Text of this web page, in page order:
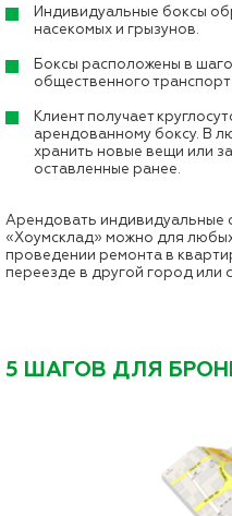
Индивидуальные боксы
насекомых и грызунов.
Боксы расположены в
общественного
Клиент получает
арендованному боксу. В
хранить новые вещи или
оставленные ранее.
Арендовать индивидуальные
«Хоумсклад» можно для
проведении ремонта в
переезде в другой город или
5 ШАГОВ ДЛЯ